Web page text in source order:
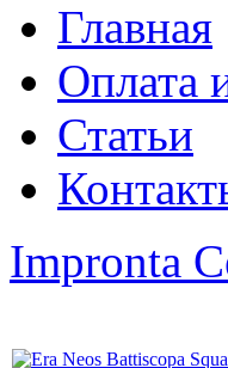
Главная
Оплата
Статьи
Impronta